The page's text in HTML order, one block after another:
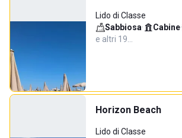
Lido di Classe
Sabbiosa· Cabine·
e altri 19…
Horizon Beach
Lido di Classe